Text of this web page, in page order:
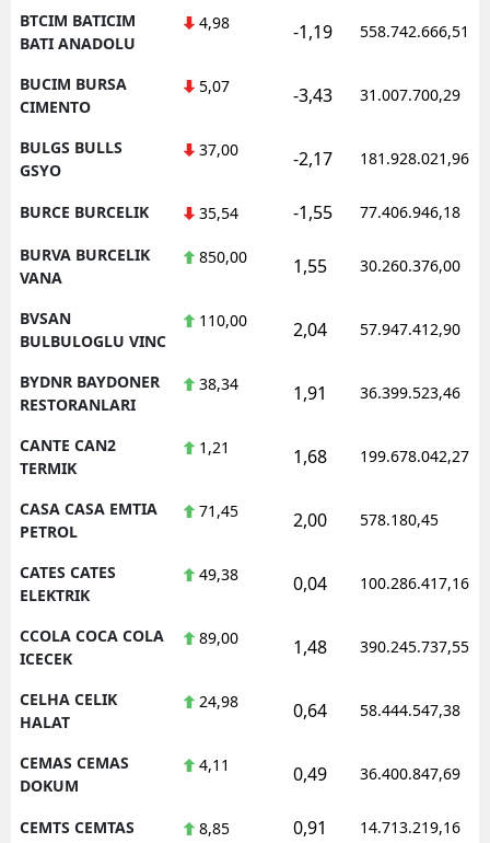
BTCIM BATICIM
BATI ANADOLU
4,98 -1,19 558.742.666,51
BUCIM BURSA
CIMENTO
5,07 -3,43 31.007.700,29
BULGS BULLS
GSYO
37,00 -2,17 181.928.021,96
BURCE BURCELIK 35,54 -1,55 77.406.946,18
BURVA BURCELIK
VANA
850,00 1,55 30.260.376,00
BVSAN
BULBULOGLU VINC
110,00 2,04 57.947.412,90
BYDNR BAYDONER
RESTORANLARI
38,34 1,91 36.399.523,46
CANTE CAN2
TERMIK
1,21 1,68 199.678.042,27
CASA CASA EMTIA
PETROL
71,45 2,00 578.180,45
CATES CATES
ELEKTRIK
49,38 0,04 100.286.417,16
CCOLA COCA COLA
ICECEK
89,00 1,48 390.245.737,55
CELHA CELIK
HALAT
24,98 0,64 58.444.547,38
CEMAS CEMAS
DOKUM
4,11 0,49 36.400.847,69
CEMTS CEMTAS 8,85 0,91 14.713.219,16